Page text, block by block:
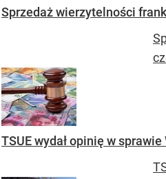
Sprzedaż wierzytelności
TSUE wydał opinię w